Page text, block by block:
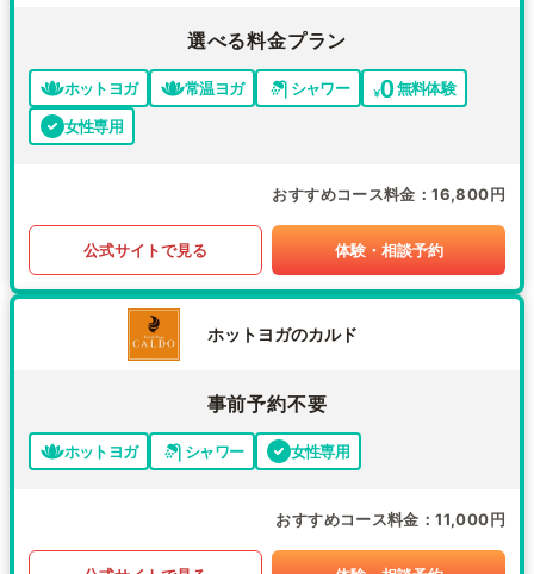
選べる料金プラン
ホットヨガ 常温ヨガ シャワー
無料体験
女性専用
おすすめコース料金 16,800円
公式サイトで見る 体験・相談予約
ホットヨガのカルド
事前予約不要
ホットヨガ シャワー 女性専用
おすすめコース料金 11,000円